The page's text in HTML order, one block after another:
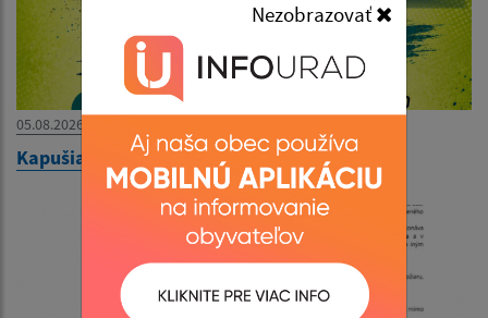
Nezobrazovať
05.08.2026
Kapušianska 5ka